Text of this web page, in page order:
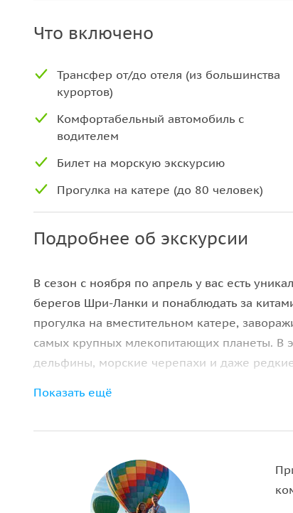
Что включено
Трансфер от/до отеля (из большинства
курортов)
Комфортабельный автомобиль с
водителем
Билет на морскую экскурсию
Прогулка на катере (до 80 человек)
Подробнее об экскурсии
В сезон с ноября по апрель у вас есть
берегов Шри-Ланки и понаблюдать за
прогулка на вместительном катере,
самых крупных млекопитающих планеты. В
дельфины, морские черепахи и даже
Выход осуществляется рано утром, когда
комфорте и безопасности. Экскурсия
Важно понимать: это не шоу, а встреча с
невозможно — всё зависит от сезона и
Показать ещё